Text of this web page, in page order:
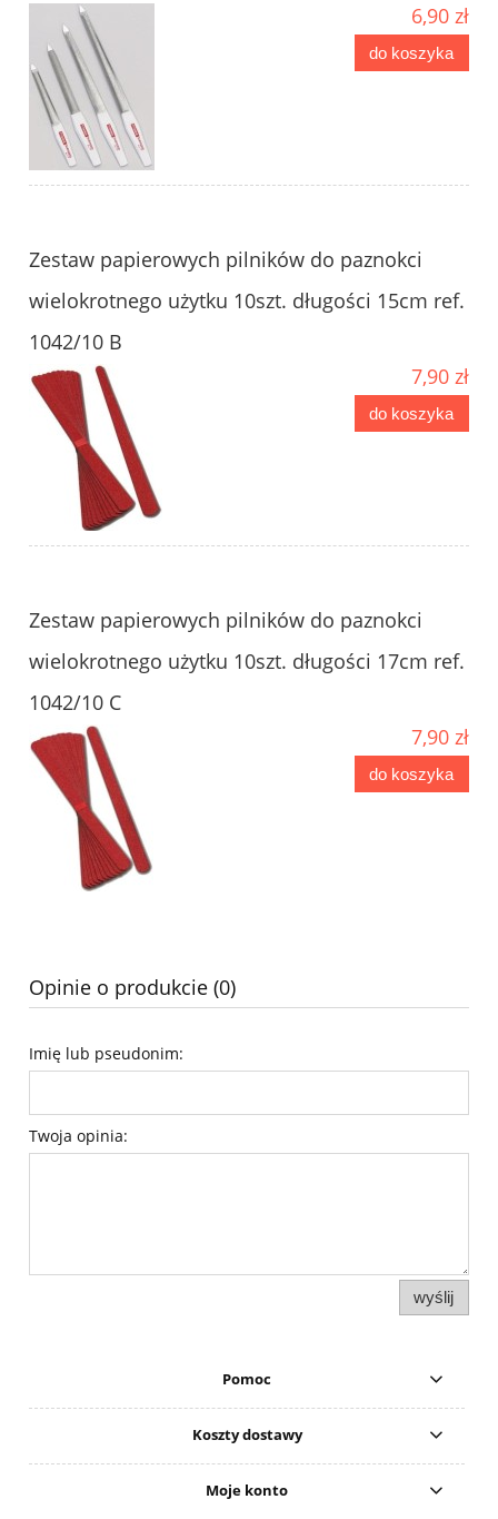
6,90 zł
do koszyka
Zestaw papierowych pilników do paznokci
wielokrotnego użytku 10szt. długości 15cm ref.
1042/10 B
7,90 zł
do koszyka
Zestaw papierowych pilników do paznokci
wielokrotnego użytku 10szt. długości 17cm ref.
1042/10 C
7,90 zł
do koszyka
Opinie o produkcie (0)
Imię lub pseudonim:
Twoja opinia:
wyślij
Pomoc
Koszty dostawy
Moje konto